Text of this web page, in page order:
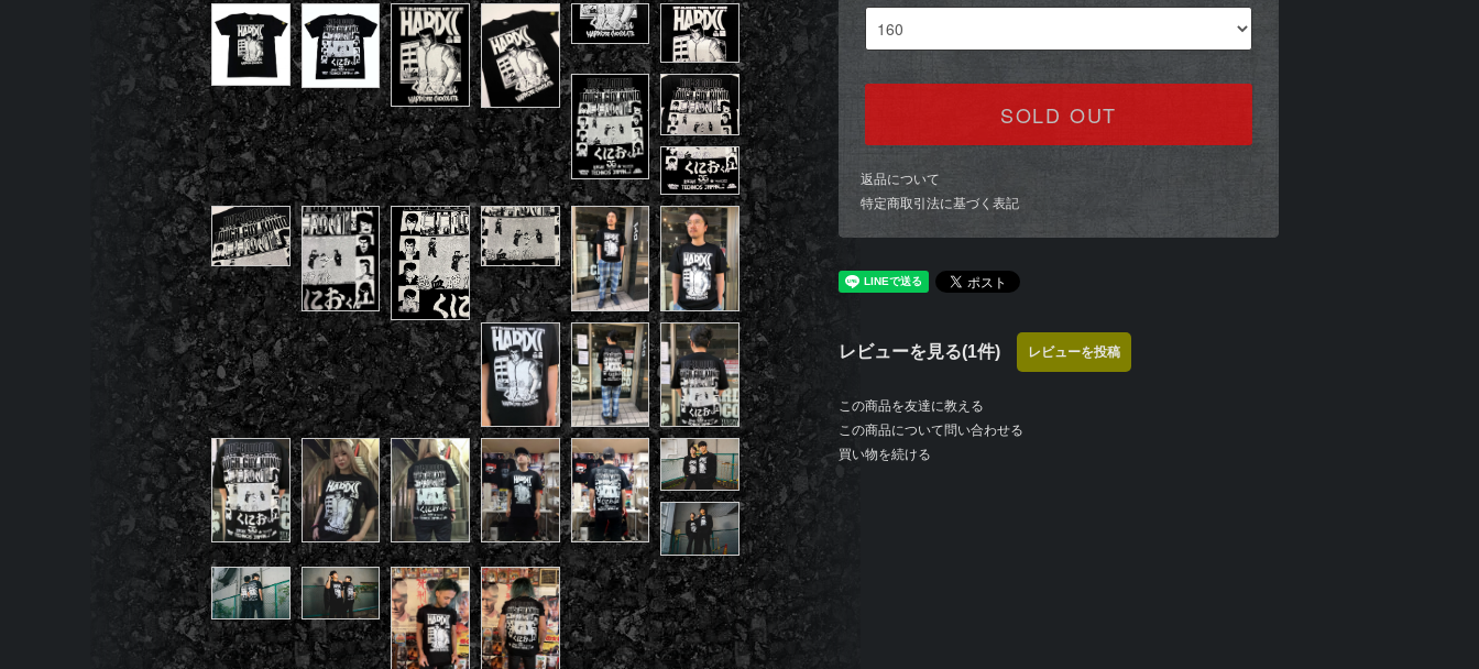
SOLD OUT
返品について
特定商取引法に基づく表記
レビューを見る(1件) レビューを投稿
この商品を友達に教える
この商品について問い合わせる
買い物を続ける